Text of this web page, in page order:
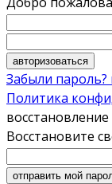
Забыли
Политика
Восстановите